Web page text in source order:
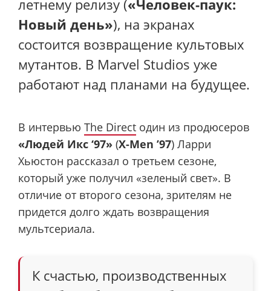
летнему релизу («Человек-паук:
Новый день»), на экранах
состоится возвращение культовых
мутантов. В Marvel Studios уже
работают над планами на будущее.
В интервью The Direct один из продюсеров
«Людей Икс ‘97» (X-Men ’97) Ларри
Хьюстон рассказал о третьем сезоне,
который уже получил «зеленый свет». В
отличие от второго сезона, зрителям не
придется долго ждать возвращения
мультсериала.
К счастью, производственных